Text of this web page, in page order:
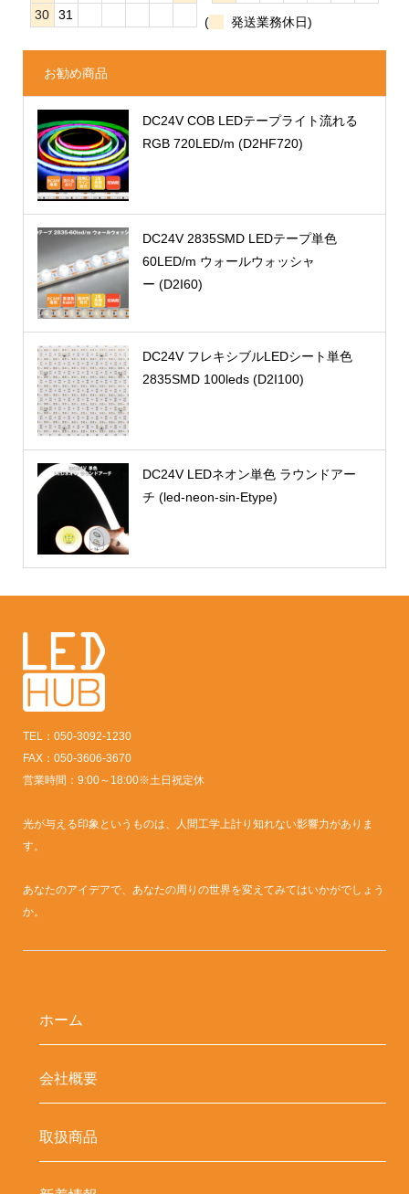
30
31 ( 発送業務休日)
お勧め商品
DC24V COB LEDテープライト流れる
RGB 720LED/m (D2HF720)
DC24V 2835SMD LEDテープ単色
60LED/m ウォールウォッシャ
ー (D2I60)
DC24V フレキシブルLEDシート単色
2835SMD 100leds (D2I100)
DC24V LEDネオン単色 ラウンドアー
チ (led-neon-sin-Etype)
TEL：050-3092-1230
FAX：050-3606-3670
営業時間：9:00～18:00※土日祝定休
光が与える印象というものは、人間工学上計り知れない影響力がありま
す。
あなたのアイデアで、あなたの周りの世界を変えてみてはいかがでしょう
か。
ホーム
会社概要
取扱商品